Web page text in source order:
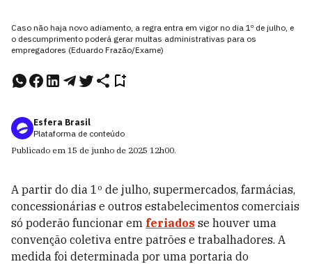
Caso não haja novo adiamento, a regra entra em vigor no dia 1º de julho, e
o descumprimento poderá gerar multas administrativas para os
empregadores (Eduardo Frazão/Exame)
Esfera Brasil
Plataforma de conteúdo
Publicado em 15 de junho de 2025 12h00.
A partir do dia 1º de julho, supermercados, farmácias,
concessionárias e outros estabelecimentos comerciais
só poderão funcionar em feriados se houver uma
convenção coletiva entre patrões e trabalhadores. A
medida foi determinada por uma portaria do